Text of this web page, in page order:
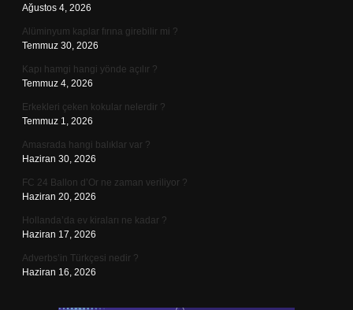
Ağustos 4, 2026
Alüminyum kaplar fırına girebilir mi ?
Temmuz 30, 2026
Kapı hamgi hangi yönde açılır ?
Temmuz 4, 2026
Erkekleri çeken kokular nelerdir ?
Temmuz 1, 2026
Amasrada hangi balıklar var ?
Haziran 30, 2026
FC 24 Ballon d’Or ne zaman veriliyor ?
Haziran 20, 2026
Hollanda’da ev kiraları ne kadar ?
Haziran 17, 2026
Adverbs’in Türkçesi nedir ?
Haziran 16, 2026